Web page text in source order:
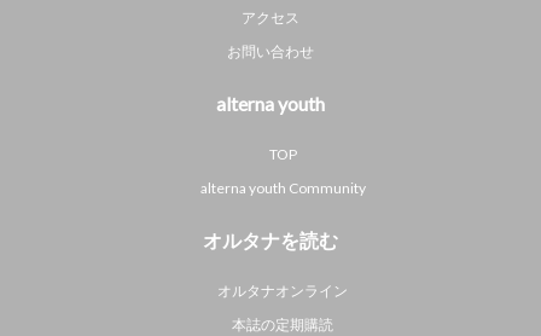
アクセス
お問い合わせ
alterna youth
TOP
alterna youth Community
オルタナを読む
オルタナオンライン
本誌の定期購読